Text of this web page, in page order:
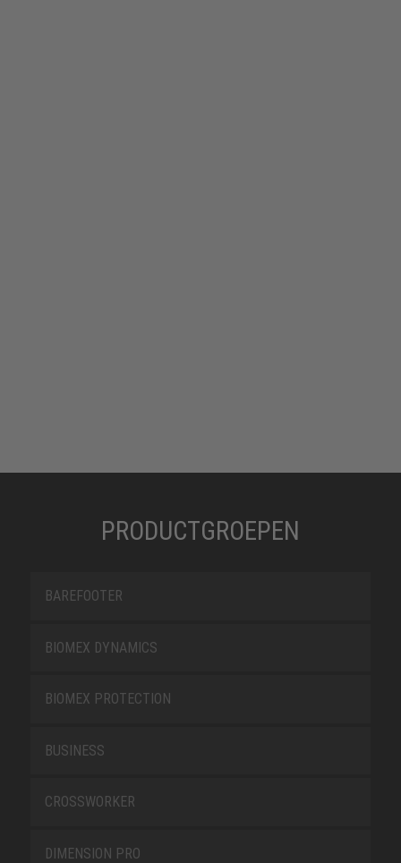
PRODUCTGROEPEN
BAREFOOTER
BIOMEX DYNAMICS
BIOMEX PROTECTION
BUSINESS
CROSSWORKER
DIMENSION PRO